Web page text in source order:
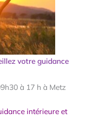
votre guidance
à 17 h à Metz
intérieure et